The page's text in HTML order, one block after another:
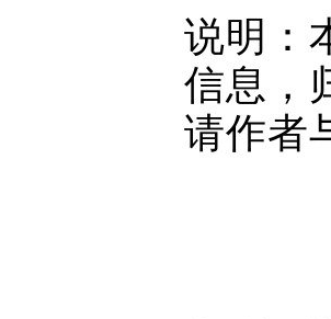
说明：
信息，
请作者